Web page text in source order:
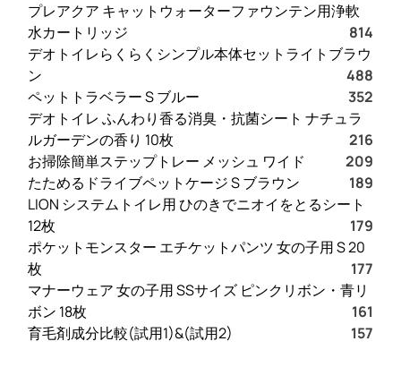
プレアクア キャットウォーターファウンテン用浄軟
水カートリッジ
814
デオトイレらくらくシンプル本体セットライトブラウ
ン
488
ペットトラベラー S ブルー
352
デオトイレ ふんわり香る消臭・抗菌シート ナチュラ
ルガーデンの香り 10枚
216
お掃除簡単ステップトレー メッシュ ワイド
209
たためるドライブペットケージ S ブラウン
189
LION システムトイレ用 ひのきでニオイをとるシート
12枚
179
ポケットモンスター エチケットパンツ 女の子用 S 20
枚
177
マナーウェア 女の子用 SSサイズ ピンクリボン・青リ
ボン 18枚
161
育毛剤成分比較(試用1)&(試用2)
157